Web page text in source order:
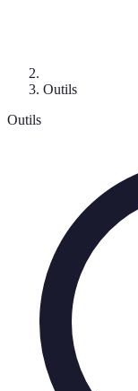
Outils
Outils